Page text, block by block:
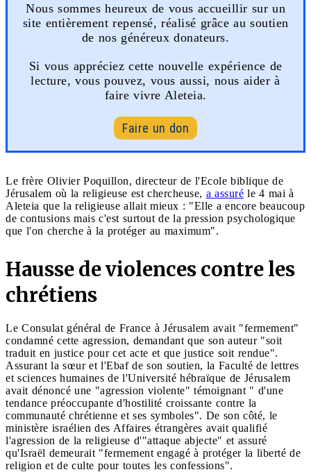
Nous sommes heureux de vous accueillir sur un
site entièrement repensé, réalisé grâce au soutien
de nos généreux donateurs.
Si vous appréciez cette nouvelle expérience de
lecture, vous pouvez, vous aussi, nous aider à
faire vivre Aleteia.
Faire un don
Le frère Olivier Poquillon, directeur de l'Ecole biblique de
Jérusalem où la religieuse est chercheuse, a assuré le 4 mai à
Aleteia que la religieuse allait mieux : "Elle a encore beaucoup
de contusions mais c'est surtout de la pression psychologique
que l'on cherche à la protéger au maximum".
Hausse de violences contre les
chrétiens
Le Consulat général de France à Jérusalem avait "fermement"
condamné cette agression, demandant que son auteur "soit
traduit en justice pour cet acte et que justice soit rendue".
Assurant la sœur et l'Ebaf de son soutien, la Faculté de lettres
et sciences humaines de l'Université hébraïque de Jérusalem
avait dénoncé une "agression violente" témoignant " d'une
tendance préoccupante d'hostilité croissante contre la
communauté chrétienne et ses symboles". De son côté, le
ministère israélien des Affaires étrangères avait qualifié
l'agression de la religieuse d'"attaque abjecte" et assuré
qu'Israël demeurait "fermement engagé à protéger la liberté de
religion et de culte pour toutes les confessions".